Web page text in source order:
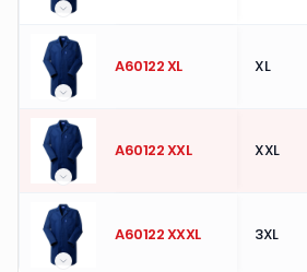
A60122 XL XL
A60122 XXL XXL
A60122 XXXL 3XL